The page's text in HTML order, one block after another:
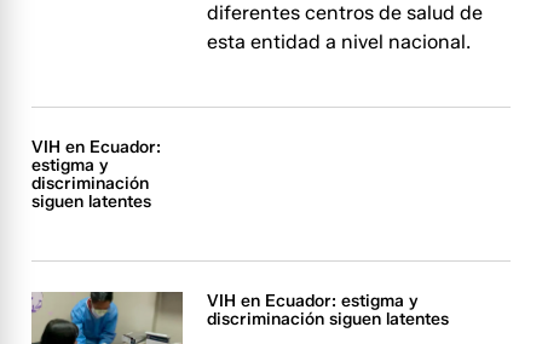
diferentes centros de salud de
esta entidad a nivel nacional.
VIH en Ecuador:
estigma y
discriminación
siguen latentes
VIH en Ecuador: estigma y
discriminación siguen latentes